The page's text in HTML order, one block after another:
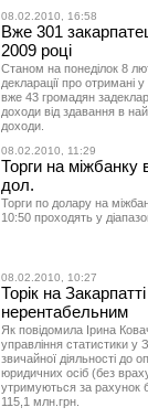
08.02.2010, 16:58
Вже 301
2009 році
Станом на понеділок 8
декларації про отримані
вже 43 громадян
доходи від здавання в
доходи.
08.02.2010, 11:29
Торги на міжбанку
дол.
Торги по долару на
10:50 проходять у
08.02.2010, 10:27
Торік на
нерентабельним
Як повідомила Ірина
управління статистики у
звичайної діяльності до
юридичних осіб (без
утримуються за рахунок
115,1 млн.грн.